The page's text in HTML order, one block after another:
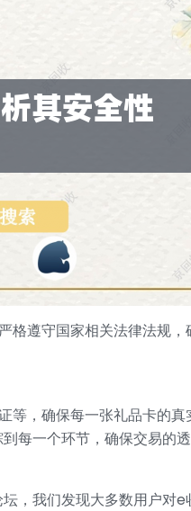
遵守国家相关法律法规
，确保每一张礼品卡的
每一个环节，确保交易的透
，我们发现大多数用户对